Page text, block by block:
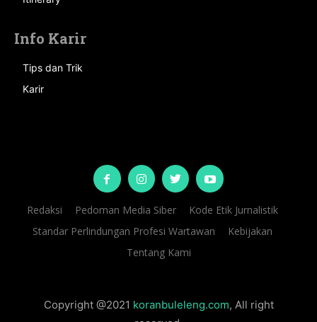
Info Karir
Tips dan Trik
Karir
Redaksi Pedoman Media Siber
Kode Etik Jurnalistik
Standar Perlindungan Profesi Wartawan
Kebijakan
Tentang Kami
Copyright @2021 koranbuleleng.com, All right